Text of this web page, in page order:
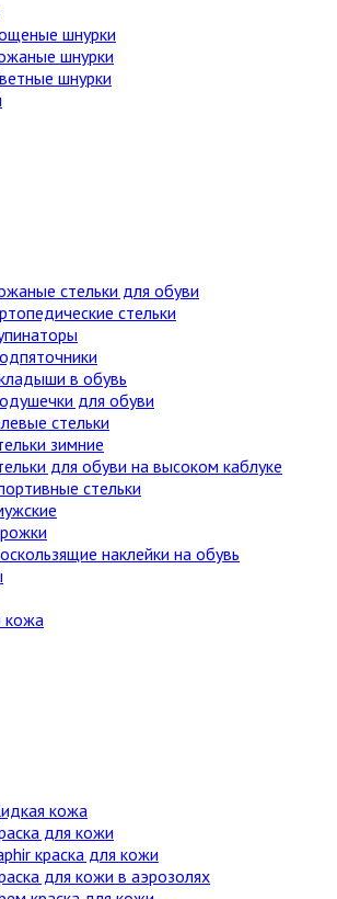
шнурки
шнурки
шнурки
стельки для обуви
стельки
в обувь
для обуви
стельки
зимние
для обуви на высоком каблуке
стельки
наклейки на обувь
кожа
кожа
для кожи
краска для кожи
для кожи в аэрозолях